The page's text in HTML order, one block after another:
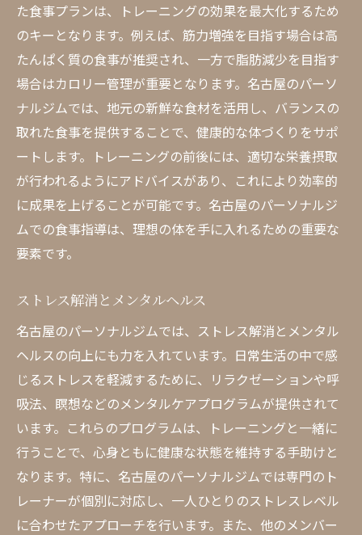
た食事プランは、トレーニングの効果を最大化するため
のキーとなります。例えば、筋力増強を目指す場合は高
たんぱく質の食事が推奨され、一方で脂肪減少を目指す
場合はカロリー管理が重要となります。名古屋のパーソ
ナルジムでは、地元の新鮮な食材を活用し、バランスの
取れた食事を提供することで、健康的な体づくりをサポ
ートします。トレーニングの前後には、適切な栄養摂取
が行われるようにアドバイスがあり、これにより効率的
に成果を上げることが可能です。名古屋のパーソナルジ
ムでの食事指導は、理想の体を手に入れるための重要な
要素です。
ストレス解消とメンタルヘルス
名古屋のパーソナルジムでは、ストレス解消とメンタル
ヘルスの向上にも力を入れています。日常生活の中で感
じるストレスを軽減するために、リラクゼーションや呼
吸法、瞑想などのメンタルケアプログラムが提供されて
います。これらのプログラムは、トレーニングと一緒に
行うことで、心身ともに健康な状態を維持する手助けと
なります。特に、名古屋のパーソナルジムでは専門のト
レーナーが個別に対応し、一人ひとりのストレスレベル
に合わせたアプローチを行います。また、他のメンバー